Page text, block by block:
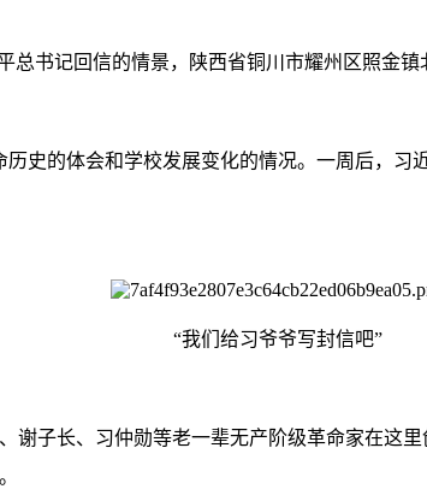
书记回信的情景，陕西省铜川市耀州区照金镇
的体会和学校发展变化的情况。一周后，习
“我们给习爷爷写封信吧”
子长、习仲勋等老一辈无产阶级革命家在这